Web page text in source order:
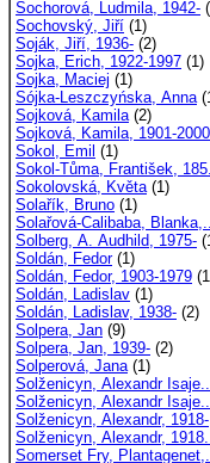
Sochorová, Ludmila, 1942-
Sochovský, Jiří (1)
Soják, Jiří, 1936- (2)
Sojka, Erich, 1922-1997 (1)
Sojka, Maciej (1)
Sójka-Leszczyńska, Anna
Sojková, Kamila(2)
Sojková, Kamila, 1901-2000
Sokol, Emil (1)
Sokol-Tůma, František,
Sokolovská, Květa(1)
Solařík, Bruno (1)
Solařová-Calibaba,
Solberg, A. Audhild, 1975-
Soldán, Fedor(1)
Soldán, Fedor, 1903-1979
Soldán, Ladislav (1)
Soldán, Ladislav, 1938- (2)
Solpera, Jan (9)
Solpera, Jan, 1939- (2)
Solperová, Jana(1)
Solženicyn, Alexandr Isaje..
Solženicyn, Alexandr Isaje..
Solženicyn, Alexandr, 1918-
Solženicyn, Alexandr,
Somerset Fry,